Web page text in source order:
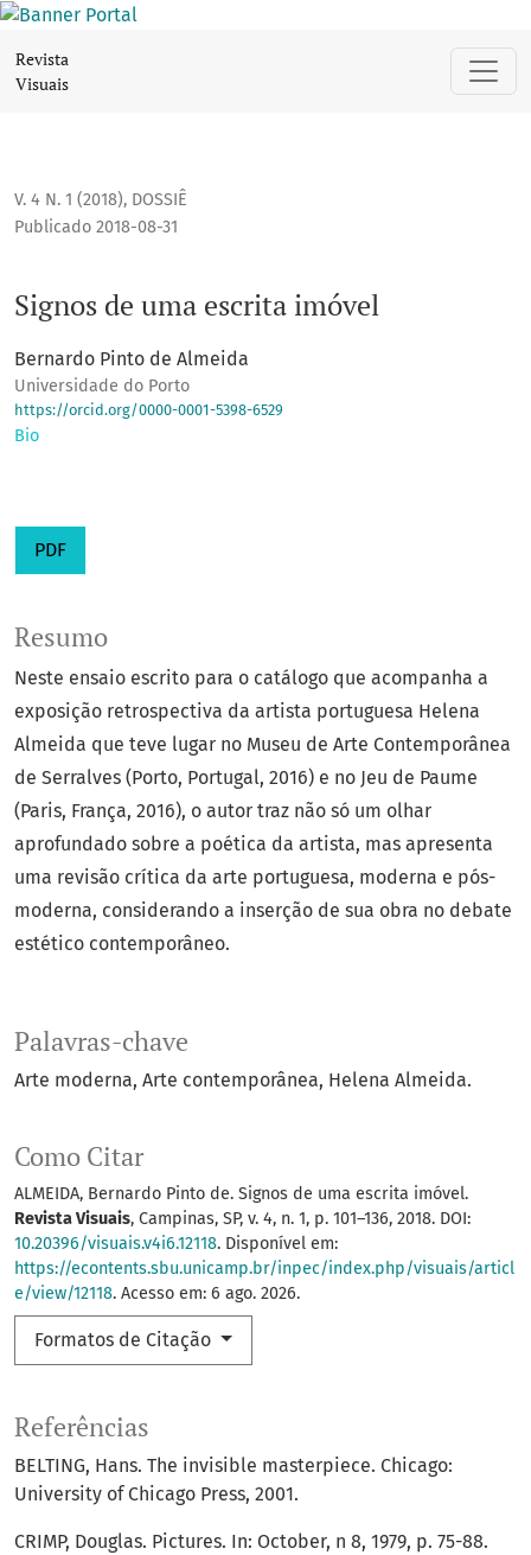
Revista
Visuais
V. 4 N. 1 (2018), DOSSIÊ
Signos de uma escrita imóvel
Publicado 2018-08-31
Bernardo Pinto de Almeida
Universidade do Porto
https://orcid.org/0000-0001-5398-6529
Bio
PDF
Palavras-chave
Arte moderna Arte contemporânea Helena Almeida.
Como Citar
ALMEIDA, Bernardo Pinto de. Signos de uma escrita imóvel.
Revista Visuais, Campinas, SP, v. 4, n. 1, p. 101–136, 2018. DOI:
10.20396/visuais.v4i6.12118. Disponível em:
https://econtents.sbu.unicamp.br/inpec/index.php/visuais/articl
e/view/12118. Acesso em: 6 ago. 2026.
Formatos de Citação
Resumo
Neste ensaio escrito para o catálogo que acompanha a
exposição retrospectiva da artista portuguesa Helena
Almeida que teve lugar no Museu de Arte Contemporânea
de Serralves (Porto, Portugal, 2016) e no Jeu de Paume
(Paris, França, 2016), o autor traz não só um olhar
aprofundado sobre a poética da artista, mas apresenta
uma revisão crítica da arte portuguesa, moderna e pós-
moderna, considerando a inserção de sua obra no debate
estético contemporâneo.
Referências
BELTING, Hans. The invisible masterpiece. Chicago:
University of Chicago Press, 2001.
CRIMP, Douglas. Pictures. In: October, n 8, 1979, p. 75-88.